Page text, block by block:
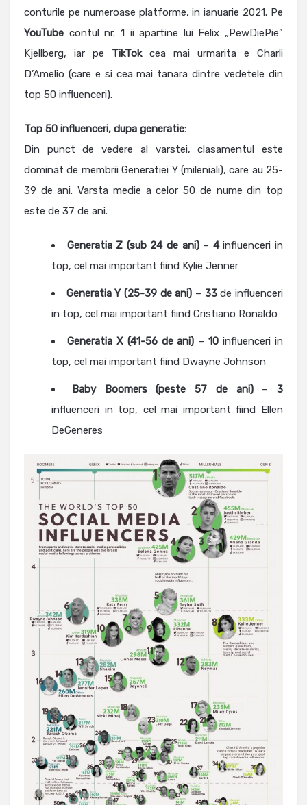
conturile pe numeroase platforme, in ianuarie 2021. Pe
YouTube contul nr. 1 ii apartine lui Felix „PewDiePie”
Kjellberg, iar pe TikTokcea mai urmarita e Charli
D’Amelio (care e si cea mai tanara dintre vedetele din
top 50 influenceri).
Top 50 influenceri, dupa generatie:
Din punct de vedere al varstei, clasamentul este
dominat de membrii Generatiei Y (mileniali), care au 25-
39 de ani. Varsta medie a celor 50 de nume din top
este de 37 de ani.
Generatia Z (sub 24 de ani)– 4influenceri in
top, cel mai important fiind Kylie Jenner
Generatia Y (25-39 de ani) – 33de influenceri
in top, cel mai important fiind Cristiano Ronaldo
Generatia X (41-56 de ani) –10 influenceri in
top, cel mai important fiind Dwayne Johnson
Baby Boomers (peste 57 de ani)– 3
influenceri in top, cel mai important fiind Ellen
DeGeneres